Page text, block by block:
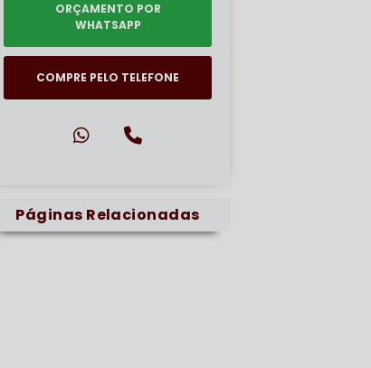
ORÇAMENTO POR
WHATSAPP
COMPRE PELO TELEFONE
Páginas Relacionadas